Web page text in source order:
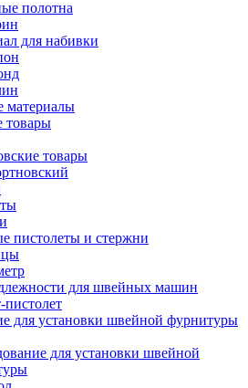
полотна
для набивки
материалы
товары
товары
пистолеты и стержни
для швейных машин
пистолет
для установки швейной фурнитуры
для установки швейной